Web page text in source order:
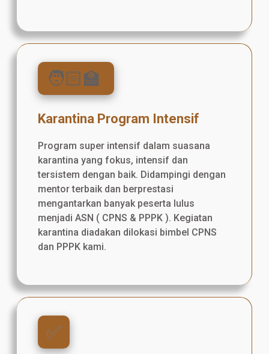
🧑🏻‍🏫
Karantina Program Intensif
Program super intensif dalam suasana
karantina yang fokus, intensif dan
tersistem dengan baik. Didampingi dengan
mentor terbaik dan berprestasi
mengantarkan banyak peserta lulus
menjadi ASN ( CPNS & PPPK ). Kegiatan
karantina diadakan dilokasi bimbel CPNS
dan PPPK kami.
✅️